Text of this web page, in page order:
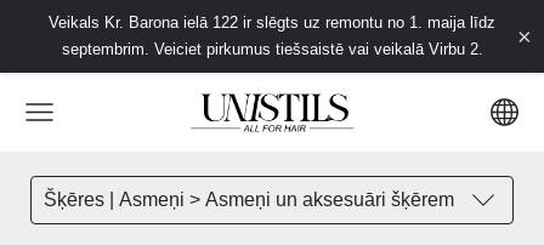
Veikals Kr. Barona ielā 122 ir slēgts uz remontu no 1. maija līdz
septembrim. Veiciet pirkumus tiešsaistē vai veikalā Virbu 2.
×
Šķēres | Asmeņi > Asmeņi un aksesuāri šķērem